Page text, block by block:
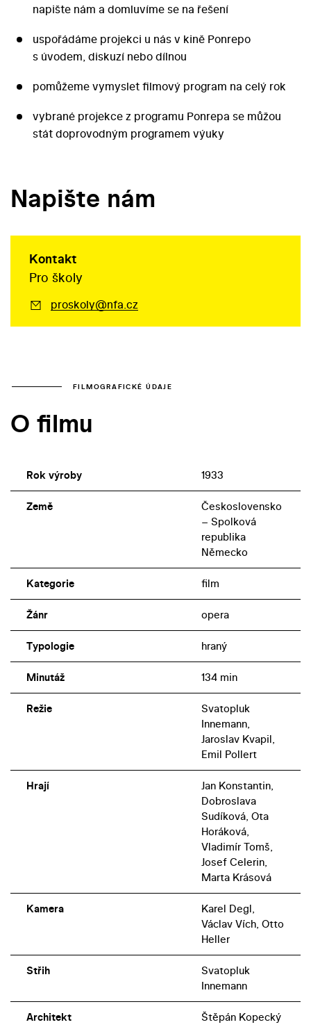
napište nám a domluvíme se na řešení
uspořádáme projekci u nás v kině Ponrepo
s úvodem, diskuzí nebo dílnou
pomůžeme vymyslet filmový program na celý rok
vybrané projekce z programu Ponrepa se můžou
stát doprovodným programem výuky
Napište nám
Kontakt
Pro školy
proskoly@nfa.cz
FILMOGRAFICKÉ ÚDAJE
O filmu
Rok výroby 1933
Země
Československo
– Spolková
republika
Německo
Kategorie film
Žánr opera
Typologie hraný
Minutáž 134 min
Režie
Svatopluk
Innemann,
Jaroslav Kvapil,
Emil Pollert
Hrají
Jan Konstantin,
Dobroslava
Sudíková, Ota
Horáková,
Vladimír Tomš,
Josef Celerin,
Marta Krásová
Kamera
Karel Degl,
Václav Vích, Otto
Heller
Střih
Svatopluk
Innemann
Architekt Štěpán Kopecký